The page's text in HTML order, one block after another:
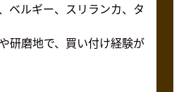
ベルギー、スリランカ、タ
研磨地で、買い付け経験が